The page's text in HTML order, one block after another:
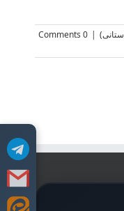
|
0 Comments